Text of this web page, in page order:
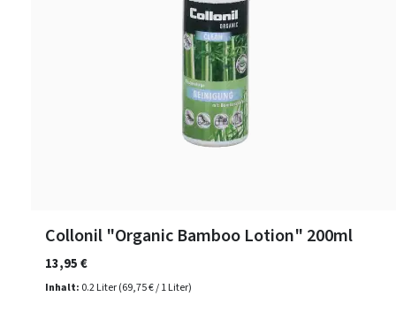
Collonil "Organic Bamboo Lotion" 200ml
Inhalt: 0.2 Liter(69,75 € / 1 Liter)
13,95 €